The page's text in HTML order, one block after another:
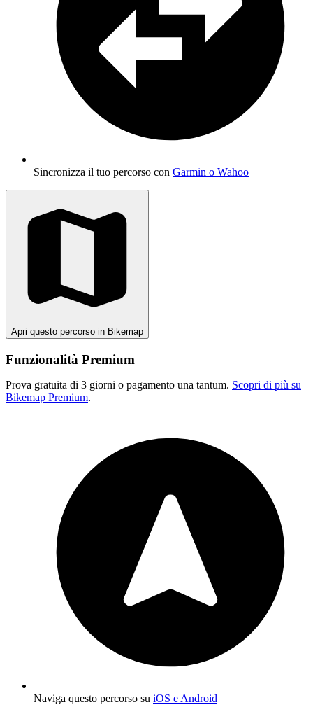
Sincronizza il tuo percorso con Garmin o Wahoo
Apri questo percorso in Bikemap
Funzionalità Premium
Prova gratuita di 3 giorni o pagamento una tantum. Scopri di più su
Bikemap Premium.
Naviga questo percorso su iOS e Android